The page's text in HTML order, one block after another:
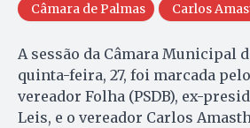
Câmara de Palmas Carlos
A sessão da Câmara Municipal
quinta-feira, 27, foi marcada
vereador Folha (PSDB), ex-
Leis, e o vereador Carlos